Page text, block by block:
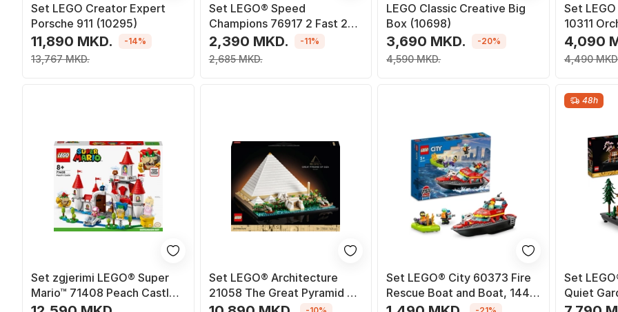
Set LEGO Creator Expert
Porsche 911 (10295)
11,890 MKD.
13,767 MKD.
-14%
Set LEGO® Speed
Champions 76917 2 Fast 2
Furious Nissan Skyline GT-R
(R34)
2,390 MKD.
2,685 MKD.
-11%
LEGO Classic Creative Big
Box (10698)
3,690 MKD.
4,590 MKD.
-20%
Set
10311
4,090
4,490
Set zgjerimi LEGO® Super
Mario™ 71408 Peach Castle,
1216 pjesë
Set LEGO® Architecture
21058 The Great Pyramid of
Giza
Set LEGO® City 60373 Fire
Rescue Boat and Boat, 144
pjesë
48h
Set
Quiet